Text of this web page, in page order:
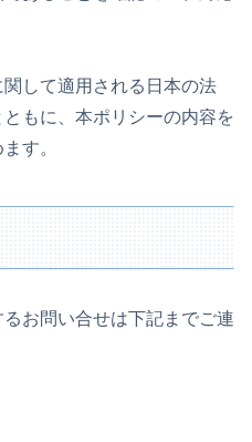
して適用される日本の法
もに、本ポリシーの内容を
す。
お問い合せは下記までご連